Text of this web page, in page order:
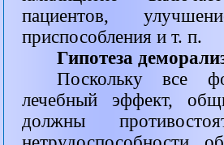
пациентов,
приспособления и т. п.
Гипотеза
Поскольку все
лечебный эффект,
должны